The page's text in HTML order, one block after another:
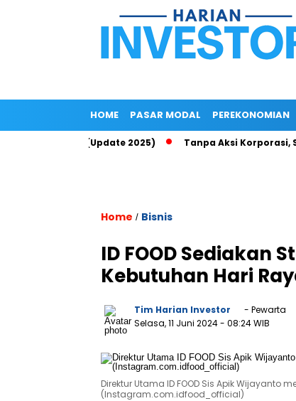
HOME PASAR MODAL PEREKONOMIAN
di Epayu (Update 2025) Tanpa Aksi Korporasi,
Home / Bisnis
ID FOOD Sediakan
Kebutuhan Hari
Tim Harian Investor
- Pewarta
Selasa, 11 Juni 2024- 08:24 WIB
Direktur Utama ID FOOD Sis Apik Wijayanto
(Instagram.com.idfood_official)